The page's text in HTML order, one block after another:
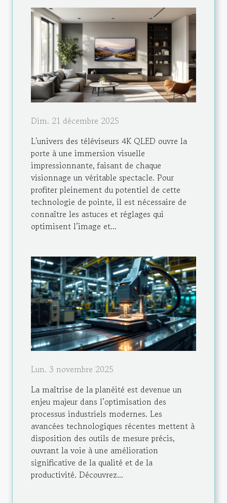
Dim. 21 décembre 2025
L'univers des téléviseurs 4K QLED ouvre la
porte à une immersion visuelle
impressionnante, faisant de chaque
visionnage un véritable spectacle. Pour
profiter pleinement du potentiel de cette
technologie de pointe, il est nécessaire de
connaître les astuces et réglages qui
optimisent l’image et...
Lun. 3 novembre 2025
La maîtrise de la planéité est devenue un
enjeu majeur dans l’optimisation des
processus industriels modernes. Les
avancées technologiques récentes mettent à
disposition des outils de mesure précis,
ouvrant la voie à une amélioration
significative de la qualité et de la
productivité. Découvrez...